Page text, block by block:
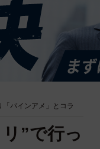
パインアメ」とコラ
”で行っ